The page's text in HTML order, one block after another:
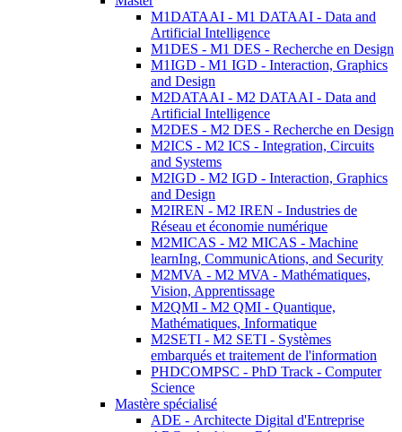
M1DATAAI - M1 DATAAI - Data and
Artificial Intelligence
M1DES - M1 DES - Recherche en Design
M1IGD - M1 IGD - Interaction, Graphics
and Design
M2DATAAI - M2 DATAAI - Data and
Artificial Intelligence
M2DES - M2 DES - Recherche en Design
M2ICS - M2 ICS - Integration, Circuits
and Systems
M2IGD - M2 IGD - Interaction, Graphics
and Design
M2IREN - M2 IREN - Industries de
Réseau et économie numérique
M2MICAS - M2 MICAS - Machine
learnIng, CommunicAtions, and Security
M2MVA - M2 MVA - Mathématiques,
Vision, Apprentissage
M2QMI - M2 QMI - Quantique,
Mathématiques, Informatique
M2SETI - M2 SETI - Systèmes
embarqués et traitement de l'information
PHDCOMPSC - PhD Track - Computer
Science
Mastère spécialisé
ADE - Architecte Digital d'Entreprise